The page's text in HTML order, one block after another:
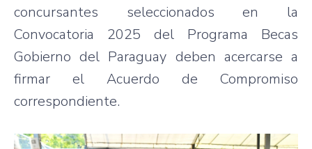
concursantes seleccionados en la
Convocatoria 2025 del Programa Becas
Gobierno del Paraguay deben acercarse a
firmar el Acuerdo de Compromiso
correspondiente.